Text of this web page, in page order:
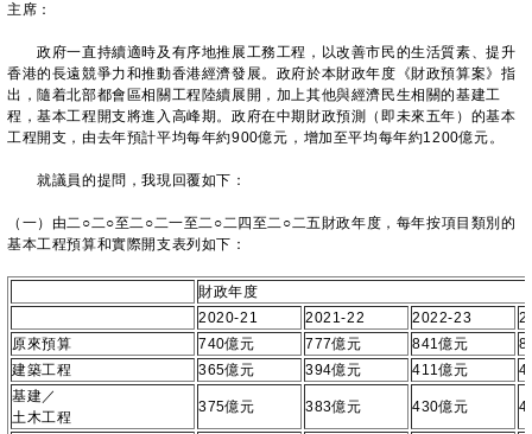
主席：
政府一直持續適時及有序地推展工務工程，以改善市民的生活質素、提升
香港的長遠競爭力和推動香港經濟發展。政府於本財政年度《財政預算案》指
出，隨着北部都會區相關工程陸續展開，加上其他與經濟民生相關的基建工
程，基本工程開支將進入高峰期。政府在中期財政預測（即未來五年）的基本
工程開支，由去年預計平均每年約900億元，增加至平均每年約1200億元。
就議員的提問，我現回覆如下：
（一）由二○二○至二○二一至二○二四至二○二五財政年度，每年按項目類別的
基本工程預算和實際開支表列如下：
財政年度
2020-21
2021-22 2022-23
原來預算
740億元 777億元 841億元
建築工程
365億元 394億元 411億元
基建／
土木工程
375億元 383億元 430億元